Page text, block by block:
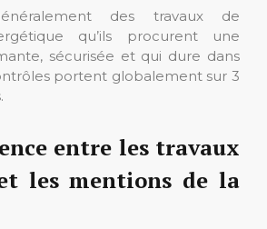
des travaux de
qu’ils procurent une
sécurisée et qui dure dans
portent globalement sur 3
entre les travaux
les mentions de la